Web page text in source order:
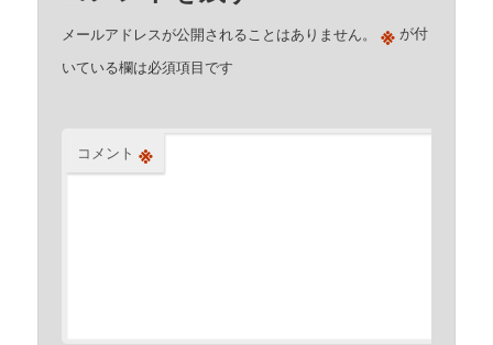
メールアドレスが公開されることはありません。 ※ が付
いている欄は必須項目です
コメント ※